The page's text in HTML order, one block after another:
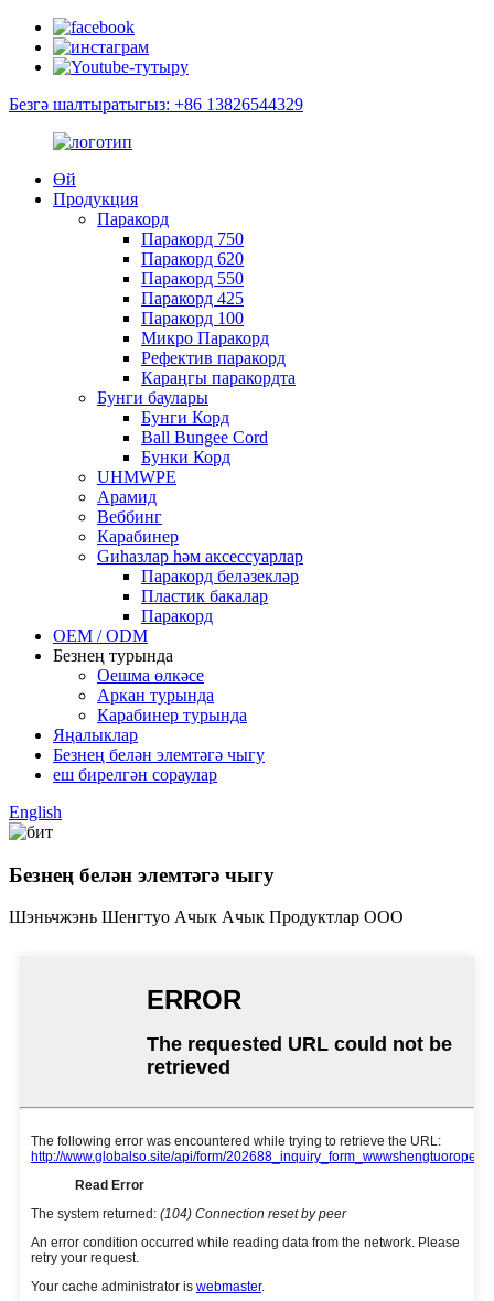
Безгә шалтыратыгыз: +86 13826544329
Өй
Продукция
Паракорд
Паракорд 750
Паракорд 620
Паракорд 550
Паракорд 425
Паракорд 100
Микро Паракорд
Рефектив паракорд
Караңгы паракордта
Бунги баулары
Бунги Корд
Ball Bungee Cord
Бунки Корд
UHMWPE
Арамид
Веббинг
Карабинер
Gиһазлар һәм аксессуарлар
Паракорд беләзекләр
Пластик бакалар
Паракорд
OEM / ODM
Безнең турында
Оешма өлкәсе
Аркан турында
Карабинер турында
Яңалыклар
Безнең белән элемтәгә чыгу
еш бирелгән сораулар
English
Безнең белән элемтәгә чыгу
Шэньчжэнь Шенгтуо Ачык Ачык Продуктлар ООО